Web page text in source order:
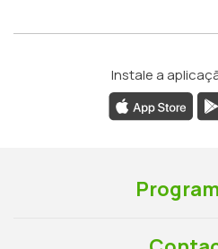
Instale a